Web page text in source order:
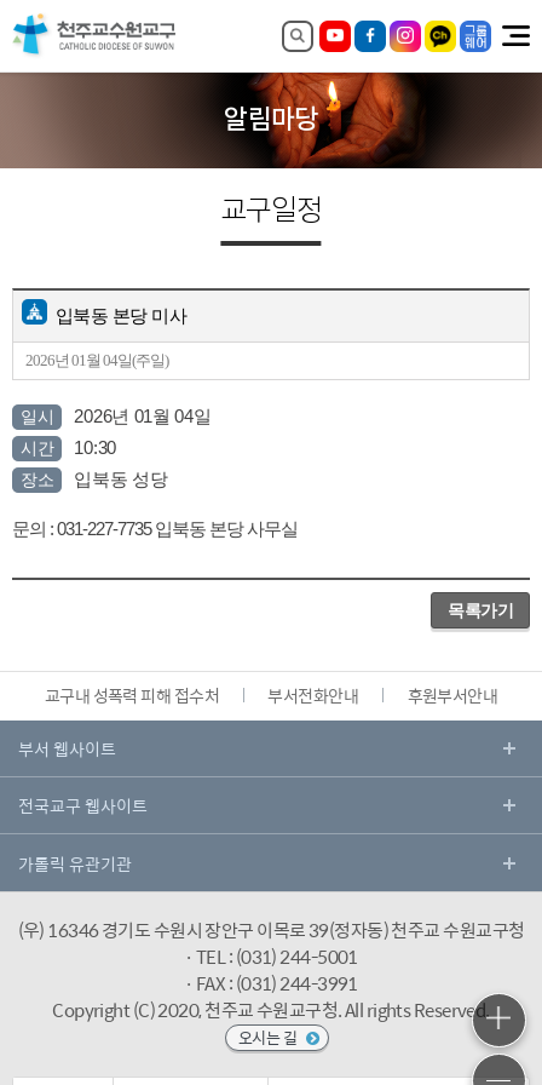
알림마당
교구일정
입북동 본당 미사
2026년 01월 04일(주일)
일시 2026년 01월 04일
시간 10:30
장소 입북동 성당
문의 : 031-227-7735 입북동 본당 사무실
목록가기
교구내 성폭력 피해 접수처 부서전화안내 후원부서안내
(우) 16346 경기도 수원시 장안구 이목로 39(정자동) 천주교 수원교구청
· TEL : (031) 244-5001
· FAX : (031) 244-3991
Copyright (C) 2020, 천주교 수원교구청.All rights Reserved.
오시는 길